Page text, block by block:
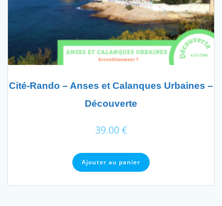
du
produit
Cité-Rando – Anses et Calanques Urbaines –
Découverte
39.00 €
Ajouter au panier